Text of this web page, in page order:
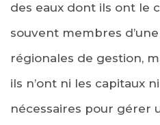
des eaux dont ils ont le
souvent membres
régionales de gestion,
ils n’ont ni les capitaux
nécessaires pour gérer